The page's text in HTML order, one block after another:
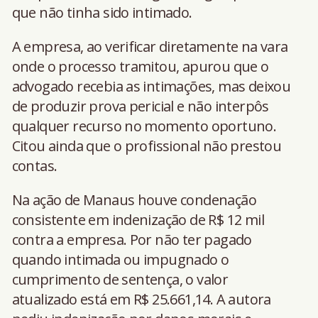
que não tinha sido intimado.
A empresa, ao verificar diretamente na vara
onde o processo tramitou, apurou que o
advogado recebia as intimações, mas deixou
de produzir prova pericial e não interpôs
qualquer recurso no momento oportuno.
Citou ainda que o profissional não prestou
contas.
Na ação de Manaus houve condenação
consistente em indenização de R$ 12 mil
contra a empresa. Por não ter pagado
quando intimada ou impugnado o
cumprimento de sentença, o valor
atualizado está em R$ 25.661,14. A autora